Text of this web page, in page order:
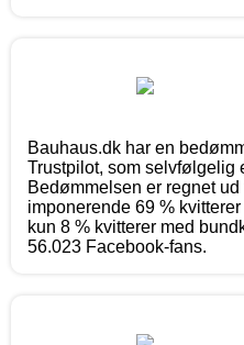
Bauhaus.dk har en
Trustpilot, som selvfølgelig
Bedømmelsen er regnet
imponerende 69 %
kun 8 % kvitterer med
56.023 Facebook-fans.